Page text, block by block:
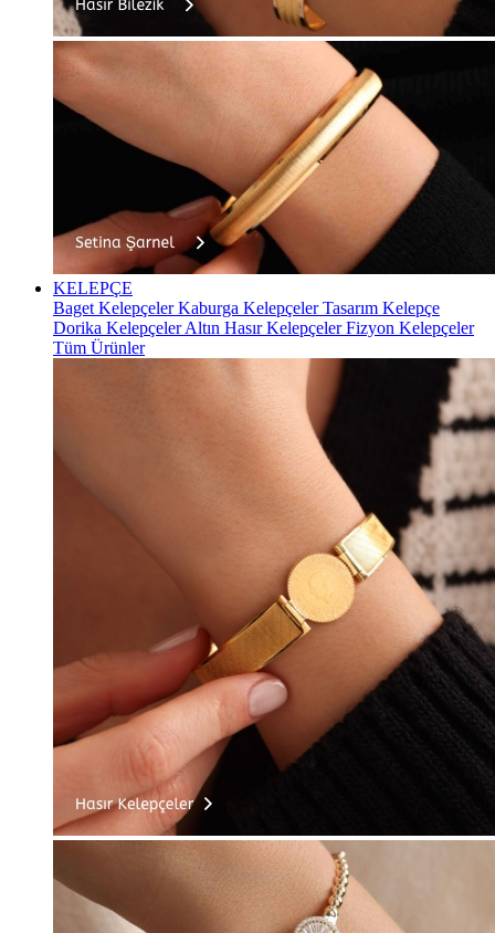
KELEPÇE
Baget KelepçelerKaburga KelepçelerTasarım Kelepçe
Dorika KelepçelerAltın Hasır KelepçelerFizyon Kelepçeler
Tüm Ürünler